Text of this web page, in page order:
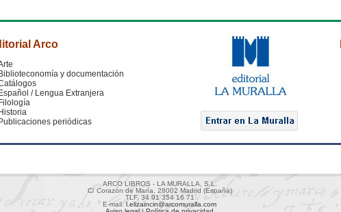
Arco
Biblioteconomía y documentación
Español / Lengua Extranjera
Filología
Historia
Publicaciones periódicas
ARCO LIBROS - LA MURALLA, S.L.
C/ Corazón de María, 28002 Madrid (España)
TLF. 34 91 354 16 71
E-mail: l.elizaincin@arcomuralla.com